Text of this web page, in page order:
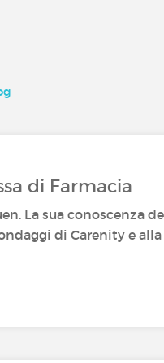
di Farmacia
La sua conoscenza
di Carenity e